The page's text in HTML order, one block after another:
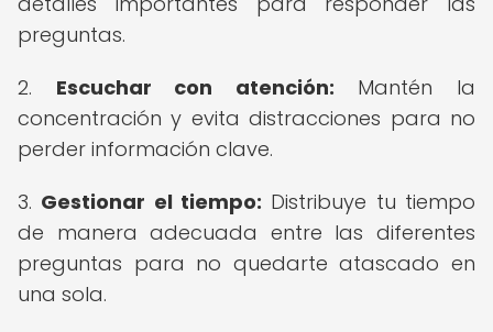
preguntas.
2. Escuchar con atención: Mantén la
concentración y evita distracciones para no
perder información clave.
3. Gestionar el tiempo: Distribuye tu tiempo
de manera adecuada entre las diferentes
preguntas para no quedarte atascado en
una sola.